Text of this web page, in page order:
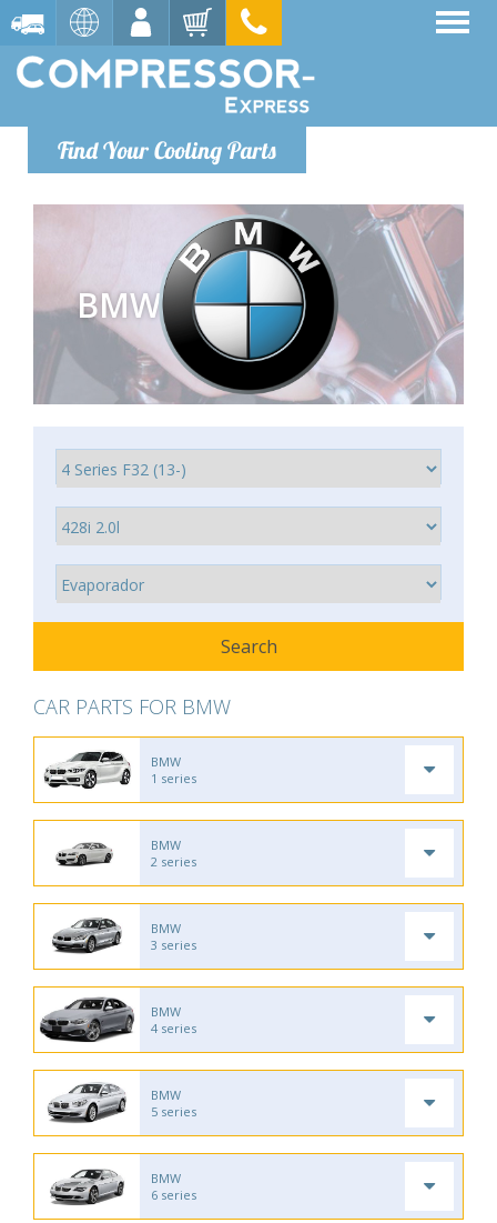
Find Your Cooling Parts
BMW
CAR PARTS FOR BMW
BMW
1 series
BMW
2 series
BMW
3 series
BMW
4 series
BMW
5 series
BMW
6 series